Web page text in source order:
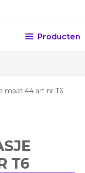
Producten
maat 44 art nr T6
T6